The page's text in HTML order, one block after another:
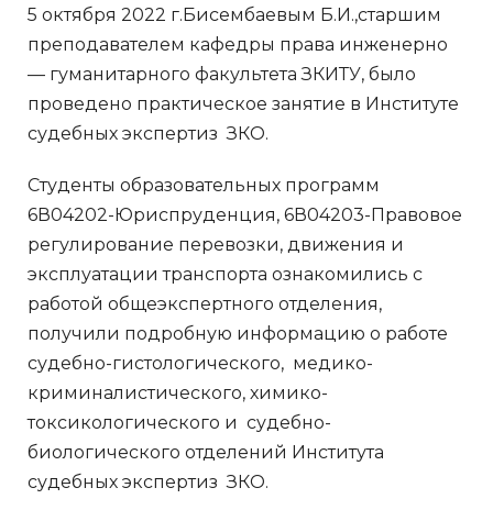
5 октября 2022 г.Бисембаевым Б.И.,старшим
преподавателем кафедры права инженерно
— гуманитарного факультета ЗКИТУ, было
проведено практическое занятие в Институте
судебных экспертиз ЗКО.
Студенты образовательных программ
6В04202-Юриспруденция, 6В04203-Правовое
регулирование перевозки, движения и
эксплуатации транспорта ознакомились с
работой общеэкспертного отделения,
получили подробную информацию о работе
судебно-гистологического, медико-
криминалистического, химико-
токсикологического и судебно-
биологического отделений Института
судебных экспертиз ЗКО.